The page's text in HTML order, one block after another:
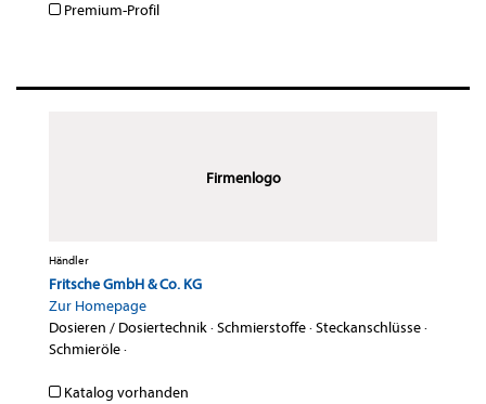
Premium-Profil
Firmenlogo
Händler
Fritsche GmbH & Co. KG
Zur Homepage
Dosieren / Dosiertechnik·Schmierstoffe·Steckanschlüsse·
Schmieröle·
Katalog vorhanden